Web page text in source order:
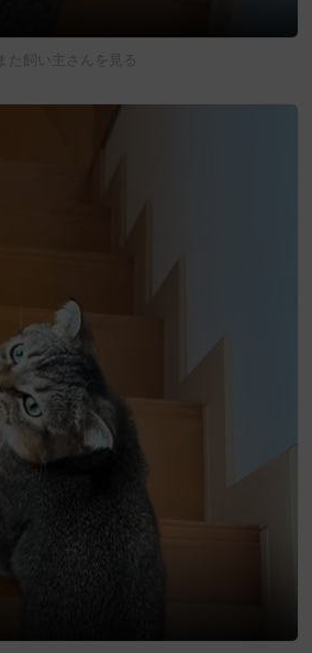
また飼い主さんを見る